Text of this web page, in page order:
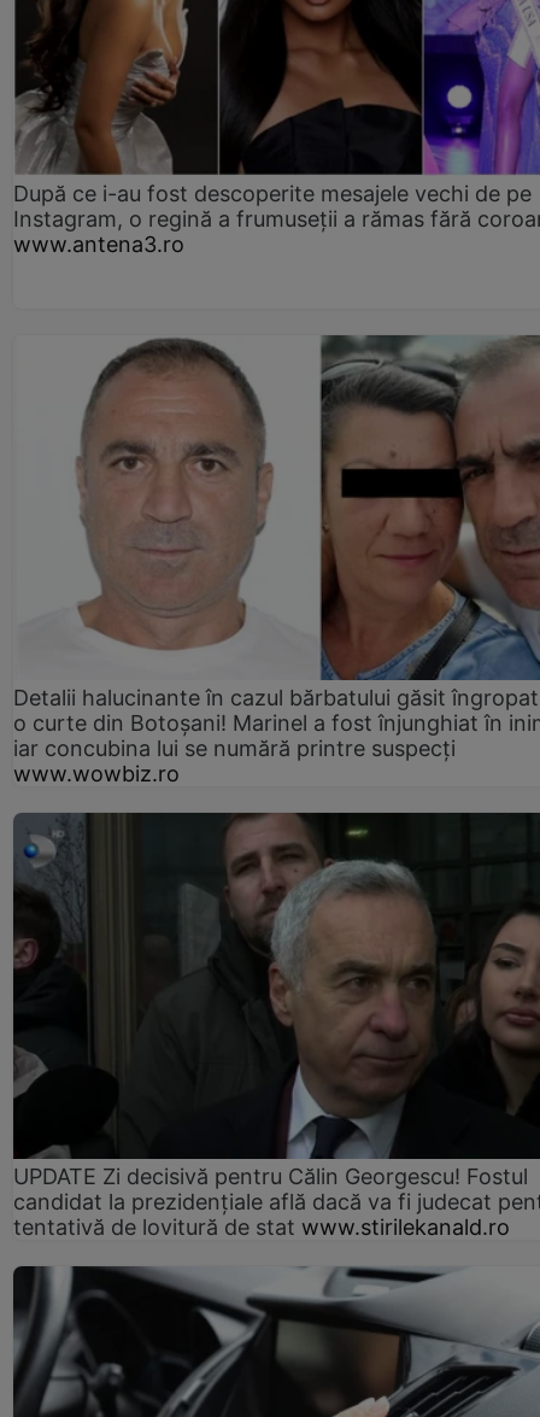
După ce i-au fost descoperite mesajele vechi de pe
Instagram, o regină a frumuseții a rămas fără
www.antena3.ro
Detalii halucinante în cazul bărbatului găsit
o curte din Botoșani! Marinel a fost înjunghiat în
iar concubina lui se numără printre suspecți
www.wowbiz.ro
UPDATE Zi decisivă pentru Călin Georgescu! Fostul
candidat la prezidențiale află dacă va fi judecat
tentativă de lovitură de stat www.stirilekanald.ro